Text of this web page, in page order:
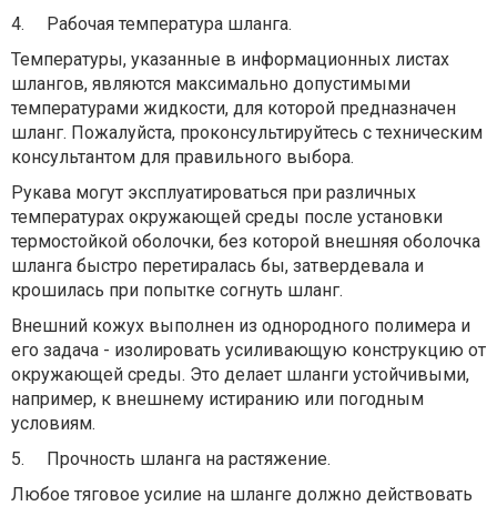
4.
Рабочая температура шланга.
Температуры, указанные в информационных листах
шлангов, являются максимально допустимыми
температурами жидкости, для которой предназначен
шланг. Пожалуйста, проконсультируйтесь с техническим
консультантом для правильного выбора.
Рукава могут эксплуатироваться при различных
температурах окружающей среды после установки
термостойкой оболочки, без которой внешняя оболочка
шланга быстро перетиралась бы, затвердевала и
крошилась при попытке согнуть шланг.
Внешний кожух выполнен из однородного полимера и
его задача - изолировать усиливающую конструкцию от
окружающей среды. Это делает шланги устойчивыми,
например, к внешнему истиранию или погодным
условиям.
5.
Прочность шланга на растяжение.
Любое тяговое усилие на шланге должно действовать